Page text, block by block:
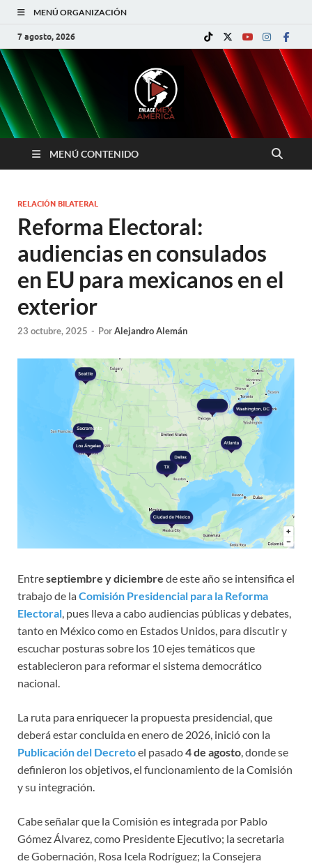
MENÚ ORGANIZACIÓN
7 agosto, 2026
MENÚ CONTENIDO
RELACIÓN BILATERAL
Reforma Electoral:
audiencias en consulados
en EU para mexicanos en el
exterior
23 octubre, 2025 - PorAlejandro Alemán
Entreseptiembre y diciembre de este año se intensifica el
trabajo de laComisión Presidencial para la Reforma
Electoral, pues lleva a cabo audiencias públicas y debates,
tanto en México como en Estados Unidos, para discutir y
escuchar posturas sobre los 10 ejes temáticos que
establecieron para reformar el sistema democrático
nacional.
La ruta para enriquecer la propuesta presidencial, que
deberá estar concluida en enero de 2026, inició con la
Publicación del Decretoel pasado4 de agosto, donde se
definieron los objetivos, el funcionamiento de la Comisión
y su integración.
Cabe señalar que la Comisión es integrada por Pablo
Gómez Álvarez, como Presidente Ejecutivo; la secretaria
de Gobernación, Rosa Icela Rodríguez; la Consejera